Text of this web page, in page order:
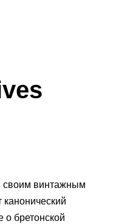
своим винтажным
о бретонской